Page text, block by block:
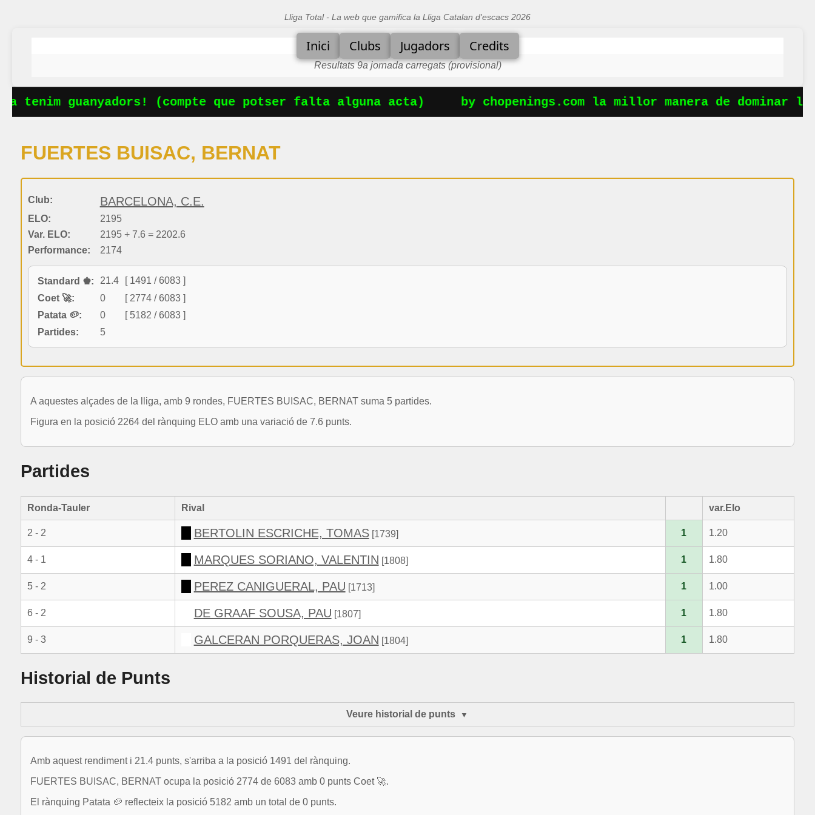
Lliga Total - La web que gamifica la Lliga Catalan d'escacs 2026
Inici Clubs Jugadors Credits
Resultats 9a jornada carregats (provisional)
tenim guanyadors! (compte que potser falta alguna acta) by chopenings.com la millor manera de dominar
FUERTES BUISAC, BERNAT
Club: BARCELONA, C.E.
ELO:
2195
Var. ELO:
2195 + 7.6 = 2202.6
Performance:
2174
Standard ♚: 21.4
[ 1491 / 6083 ]
Coet 🚀:
0
[ 2774 / 6083 ]
Patata 🥔:
0
[ 5182 / 6083 ]
Partides:
5
A aquestes alçades de la lliga, amb 9 rondes, FUERTES BUISAC, BERNAT suma 5 partides.
Figura en la posició 2264 del rànquing ELO amb una variació de 7.6 punts.
Partides
Ronda-Tauler Rival var.Elo
2 - 2 BERTOLIN ESCRICHE, TOMAS[1739] 1 1.20
4 - 1 MARQUES SORIANO, VALENTIN [1808] 1 1.80
5 - 2 PEREZ CANIGUERAL, PAU [1713] 1 1.00
6 - 2 DE GRAAF SOUSA, PAU [1807] 1 1.80
9 - 3 GALCERAN PORQUERAS, JOAN [1804] 1 1.80
Historial de Punts
Veure historial de punts
Amb aquest rendiment i 21.4 punts, s'arriba a la posició 1491 del rànquing.
FUERTES BUISAC, BERNAT ocupa la posició 2774 de 6083 amb 0 punts Coet 🚀.
El rànquing Patata 🥔 reflecteix la posició 5182 amb un total de 0 punts.